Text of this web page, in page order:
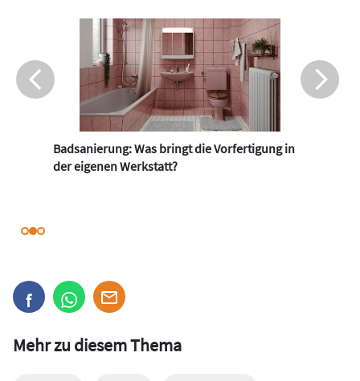
Badsanierung: Was bringt die Vorfertigung in
der eigenen Werkstatt?
Mehr zu diesem Thema